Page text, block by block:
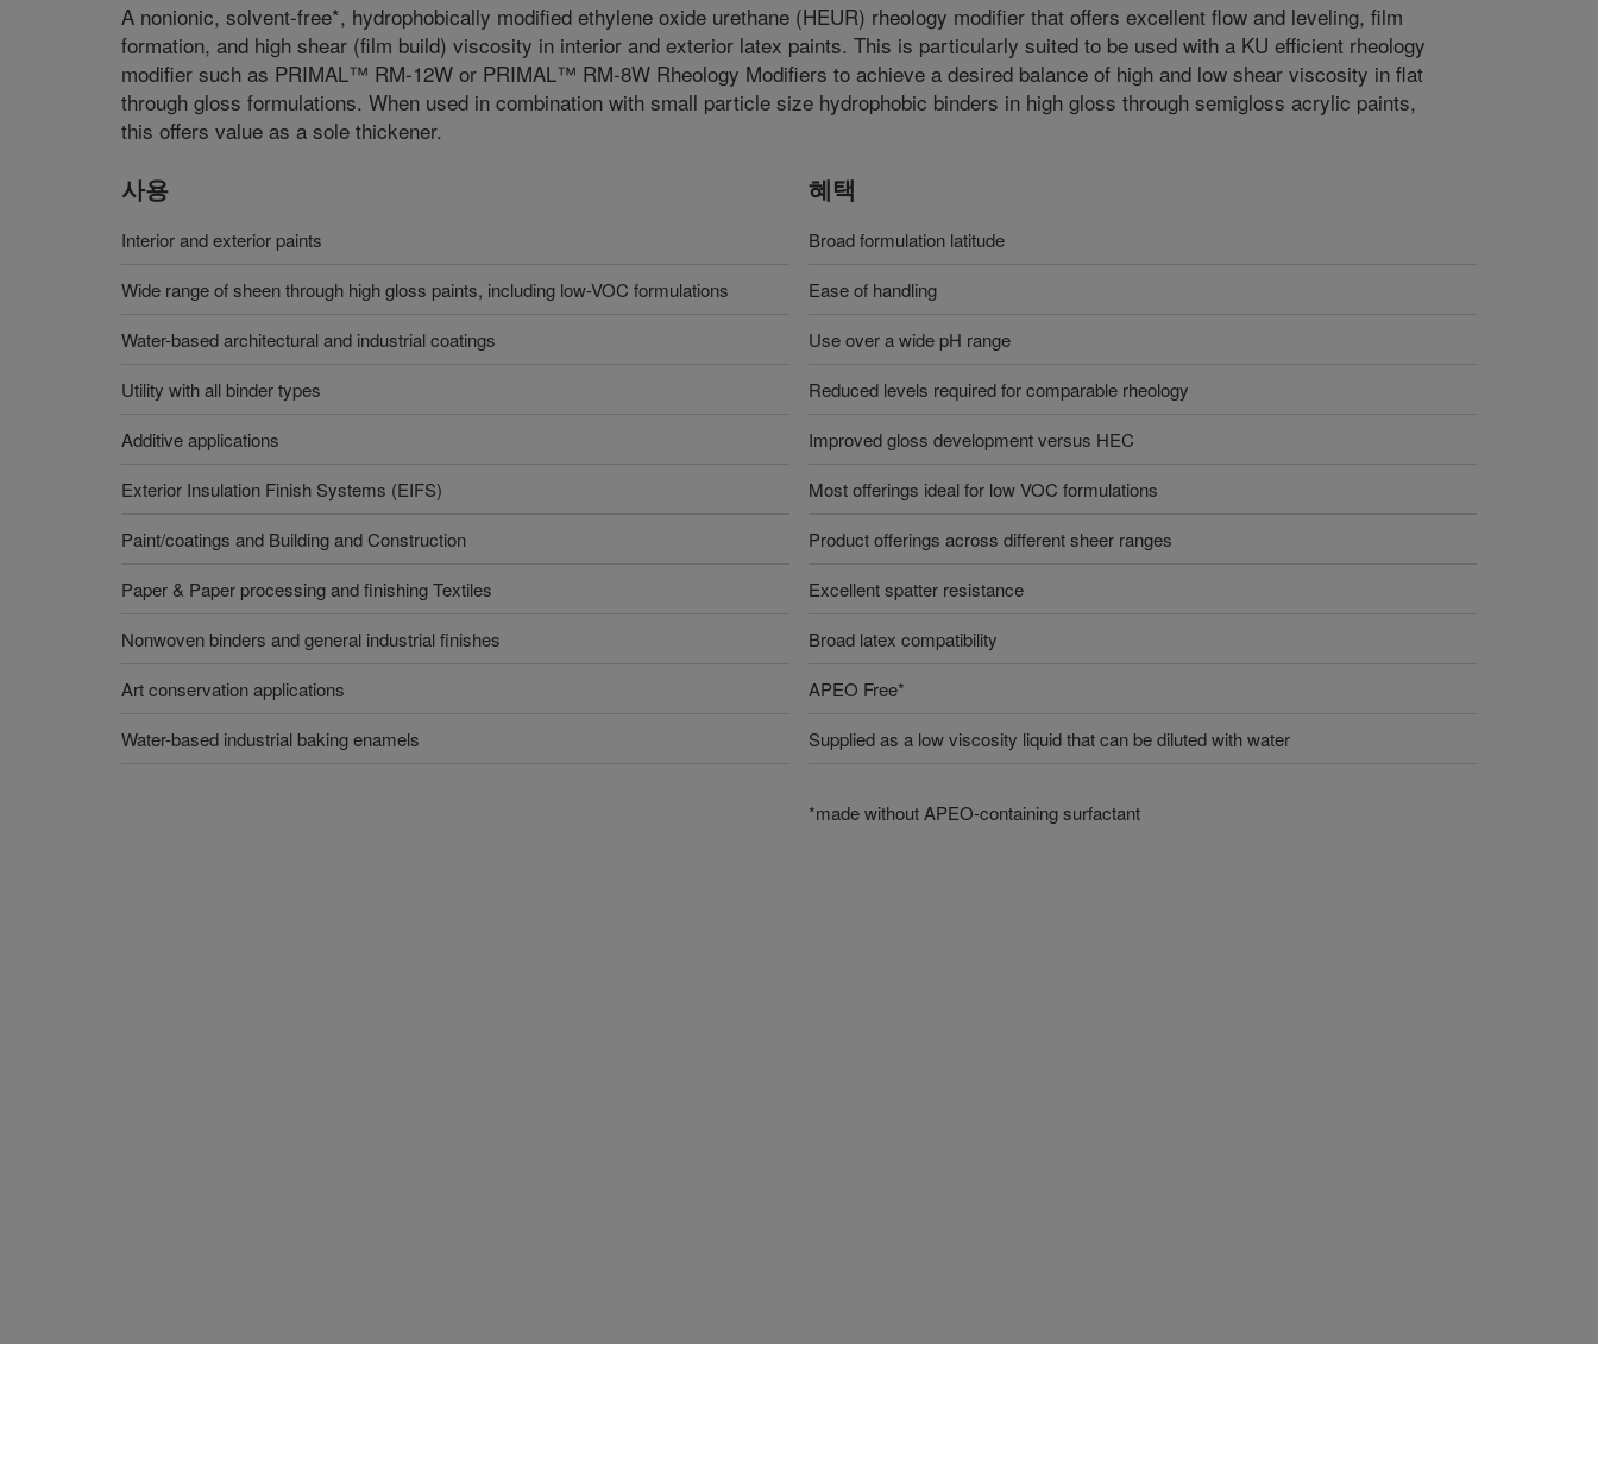
A nonionic, solvent-free*, hydrophobically modified ethylene oxide urethane (HEUR) rheology modifier that offers excellent flow and leveling, film
formation, and high shear (film build) viscosity in interior and exterior latex paints. This is particularly suited to be used with a KU efficient rheology
modifier such as PRIMAL™ RM-12W or PRIMAL™ RM-8W Rheology Modifiers to achieve a desired balance of high and low shear viscosity in flat
through gloss formulations. When used in combination with small particle size hydrophobic binders in high gloss through semigloss acrylic paints,
this offers value as a sole thickener.
사용
Interior and exterior paints
Wide range of sheen through high gloss paints, including low-VOC formulations
Water-based architectural and industrial coatings
Utility with all binder types
Additive applications
Exterior Insulation Finish Systems (EIFS)
Paint/coatings and Building and Construction
Paper & Paper processing and finishing Textiles
Nonwoven binders and general industrial finishes
Art conservation applications
Water-based industrial baking enamels
혜택
Broad formulation latitude
Ease of handling
Use over a wide pH range
Reduced levels required for comparable rheology
Improved gloss development versus HEC
Most offerings ideal for low VOC formulations
Product offerings across different sheer ranges
Excellent spatter resistance
Broad latex compatibility
APEO Free*
Supplied as a low viscosity liquid that can be diluted with water
*made without APEO-containing surfactant